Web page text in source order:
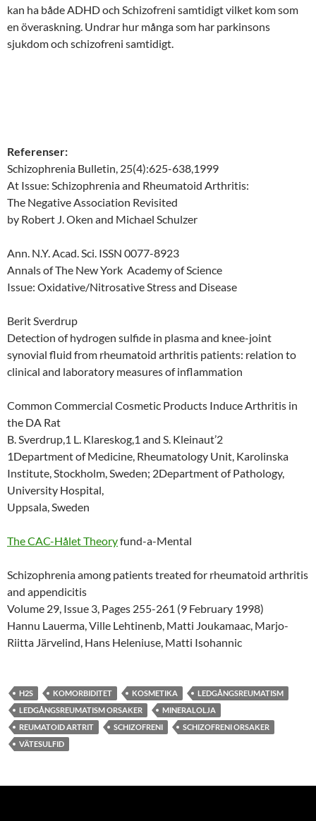
kan ha både ADHD och Schizofreni samtidigt vilket kom som
en överaskning. Undrar hur många som har parkinsons
sjukdom och schizofreni samtidigt.
Referenser:
Schizophrenia Bulletin, 25(4):625-638,1999
At Issue: Schizophrenia and Rheumatoid Arthritis:
The Negative Association Revisited
by Robert J. Oken and Michael Schulzer
Ann. N.Y. Acad. Sci. ISSN 0077-8923
Annals of The New York Academy of Science
Issue: Oxidative/Nitrosative Stress and Disease
Berit Sverdrup
Detection of hydrogen sulfide in plasma and knee-joint
synovial fluid from rheumatoid arthritis patients: relation to
clinical and laboratory measures of inflammation
Common Commercial Cosmetic Products Induce Arthritis in
the DA Rat
B. Sverdrup,1 L. Klareskog,1 and S. Kleinaut’2
1Department of Medicine, Rheumatology Unit, Karolinska
Institute, Stockholm, Sweden; 2Department of Pathology,
University Hospital,
Uppsala, Sweden
The CAC-Hålet Theoryfund-a-Mental
Schizophrenia among patients treated for rheumatoid arthritis
and appendicitis
Volume 29, Issue 3, Pages 255-261 (9 February 1998)
Hannu Lauerma, Ville Lehtinenb, Matti Joukamaac, Marjo-
Riitta Järvelind, Hans Heleniuse, Matti Isohannic
H2S KOMORBIDITET KOSMETIKA
LEDGÅNGSREUMATISM
LEDGÅNGSREUMATISM ORSAKER
MINERALOLJA
REUMATOID ARTRIT
SCHIZOFRENI
SCHIZOFRENI ORSAKER
VÄTESULFID